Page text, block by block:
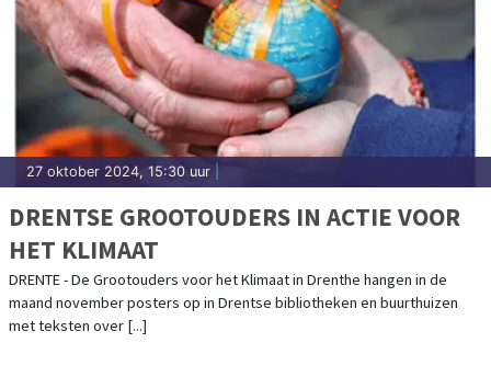
27 oktober 2024, 15:30 uur
DRENTSE GROOTOUDERS IN ACTIE VOOR
HET KLIMAAT
DRENTE - De Grootouders voor het Klimaat in Drenthe hangen in de
maand november posters op in Drentse bibliotheken en buurthuizen
met teksten over [...]